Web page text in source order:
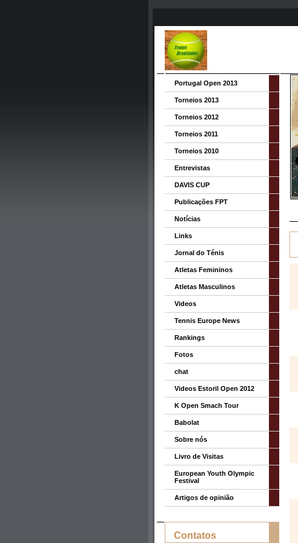
Portugal Open 2013
Torneios 2013
Torneios 2012
Torneios 2011
Torneios 2010
Entrevistas
DAVIS CUP
Publicações FPT
Notícias
Links
Jornal do Ténis
Atletas Femininos
Atletas Masculinos
Videos
Tennis Europe News
Rankings
Fotos
chat
Videos Estoril Open 2012
K Open Smach Tour
Babolat
Sobre nós
Livro de Visitas
European Youth Olympic
Festival
Artigos de opinião
Contatos